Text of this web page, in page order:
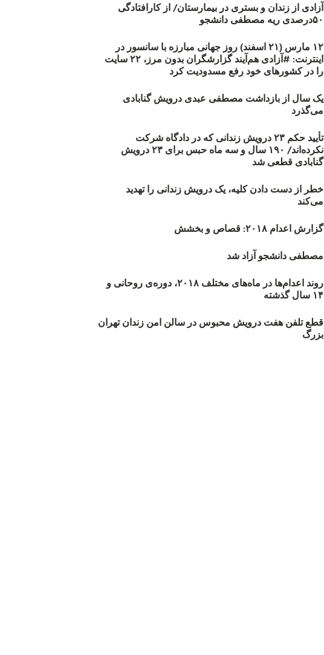
آزادی از زندان و بستری در بیمارستان/ از کارافتادگی
۵۰درصدی ریه مصطفی دانشجو
۱۲ مارس (۲۱ اسفند) روز جهانی مبارزه با سانسور در
اینترنت: #آزادی هم‌آیند گزارشگران‌ بدون مرز، ۲۲ سایت
را در کشورهای خود رفع مسدودیت کرد
یک سال از بازداشت مصطفی عبدی درویش گنابادی
می‌گذرد
تأیید حکم ۲۳ درویش زندانی که در دادگاه شرکت
نکرده‌اند/ ۱۹۰ سال و سه ماه حبس برای ۲۳ درویش
گنابادی قطعی شد
خطر از دست دادن کلیه، یک درویش زندانی را تهدید
می‌کند
گزارش اعدام ۲۰۱۸: قصاص و بخشش
مصطفی دانشجو آزاد شد
روند اعدام‌ها در ماه‌های مختلف ۲۰۱۸، دوره‌ی روحانی و
۱۴ سال گذشته
قطع تلفن هفت درویش محبوس در سالن امن زندان تهران
بزرگ